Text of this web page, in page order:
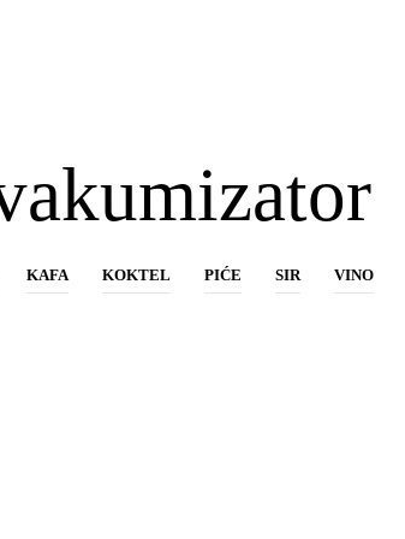
KAFA KOKTEL PIĆE SIR VINO